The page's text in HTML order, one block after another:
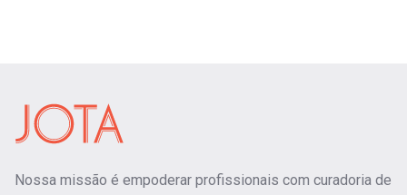
Nossa missão é empoderar profissionais com curadoria de